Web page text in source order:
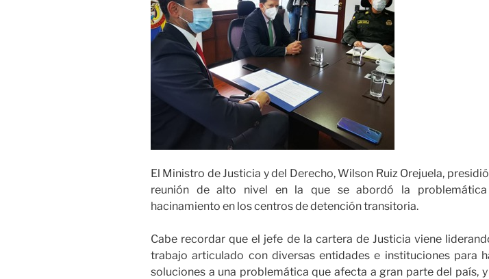
El Ministro de Justicia y del Derecho, Wilson Ruiz Orejuela,
reunión de alto nivel en la que se abordó la
hacinamiento en los centros de detención transitoria.
Cabe recordar que el jefe de la cartera de Justicia viene
trabajo articulado con diversas entidades e instituciones para
soluciones a una problemática que afecta a gran parte del país,